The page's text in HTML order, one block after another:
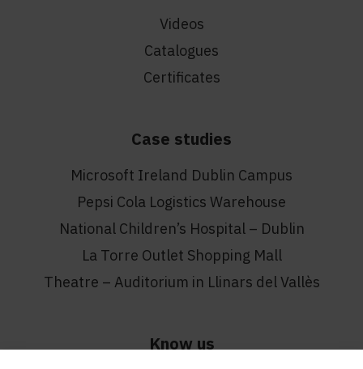
Videos
Catalogues
Certificates
Case studies
Microsoft Ireland Dublin Campus
Pepsi Cola Logistics Warehouse
National Children’s Hospital – Dublin
La Torre Outlet Shopping Mall
Theatre – Auditorium in Llinars del Vallès
Know us